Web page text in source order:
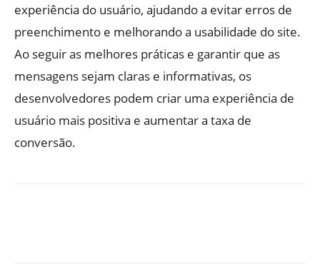
experiência do usuário, ajudando a evitar erros de
preenchimento e melhorando a usabilidade do site.
Ao seguir as melhores práticas e garantir que as
mensagens sejam claras e informativas, os
desenvolvedores podem criar uma experiência de
usuário mais positiva e aumentar a taxa de
conversão.